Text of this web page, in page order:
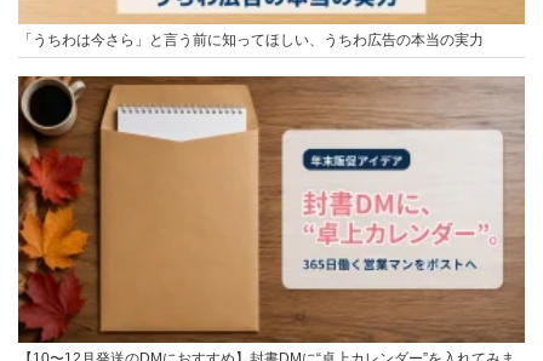
「うちわは今さら」と言う前に知ってほしい、うちわ広告の本当の実力